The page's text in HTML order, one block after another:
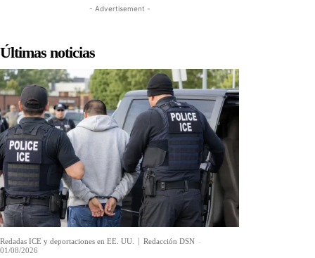
- Advertisement -
Últimas noticias
Redadas ICE y deportaciones en EE. UU. Redacción DSN -
01/08/2026